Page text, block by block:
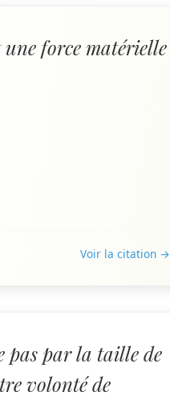
force matérielle
Voir la citation →
pas par la taille de
volonté de